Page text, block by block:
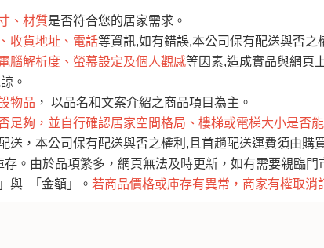
、材質是否符合您的居家需求。
收貨地址、電話等資訊,如有錯誤,本公司保有配送與否之
腦解析度、螢幕設定及個人觀感等因素,造成實品與網頁
。
物品 ， 以品名和文案介紹之商品項目為主。
足夠，並自行確認居家空間格局、樓梯或電梯大小是否
送，本公司保有配送與否之權利,且首趟配送運費須由購
存。由於品項繁多，網頁無法及時更新，如有需要親臨
與 「金額」。 若商品價格或庫存有異常，商家有權取消
運 費 說 明
峨眉鄉、
及時更新，如有需要購買商品，請於出發前來電或到「
與 「金額」。
商家有權取消訂單。
)，我們客服會與您電話聯絡或E-Mail通知確認訂單。
）
，若未詢問下單後無現貨我們客服會再來電或E-Mail與您
ID → @dershin）
，南至苗栗，偏遠地區恕無法提供運送 (詳見運送規章)
部 依評論高至低排列 依評論低至高排列